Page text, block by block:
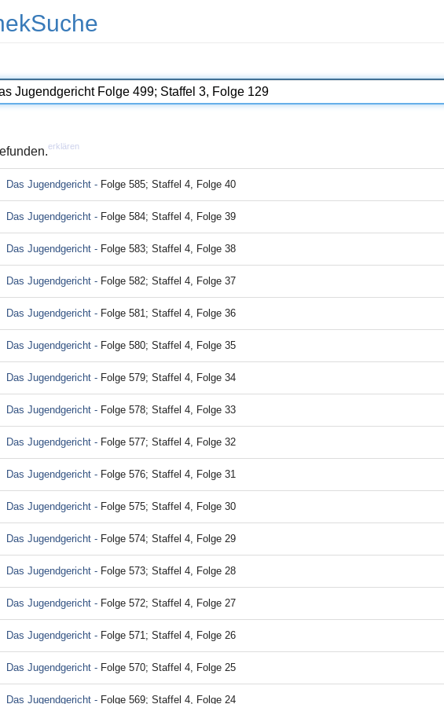
erklären
Das Jugendgericht - Folge 585; Staffel 4, Folge 40
Das Jugendgericht - Folge 584; Staffel 4, Folge 39
Das Jugendgericht - Folge 583; Staffel 4, Folge 38
Das Jugendgericht - Folge 582; Staffel 4, Folge 37
Das Jugendgericht - Folge 581; Staffel 4, Folge 36
Das Jugendgericht - Folge 580; Staffel 4, Folge 35
Das Jugendgericht - Folge 579; Staffel 4, Folge 34
Das Jugendgericht - Folge 578; Staffel 4, Folge 33
Das Jugendgericht - Folge 577; Staffel 4, Folge 32
Das Jugendgericht - Folge 576; Staffel 4, Folge 31
Das Jugendgericht - Folge 575; Staffel 4, Folge 30
Das Jugendgericht - Folge 574; Staffel 4, Folge 29
Das Jugendgericht - Folge 573; Staffel 4, Folge 28
Das Jugendgericht - Folge 572; Staffel 4, Folge 27
Das Jugendgericht - Folge 571; Staffel 4, Folge 26
Das Jugendgericht - Folge 570; Staffel 4, Folge 25
Das Jugendgericht - Folge 569; Staffel 4, Folge 24